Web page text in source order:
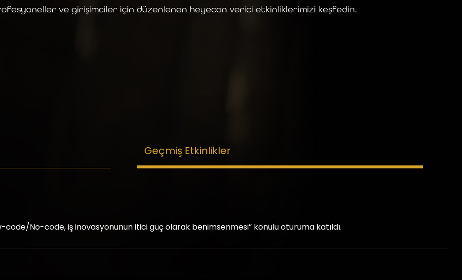
ve girişimciler için düzenlenen heyecan verici etkinliklerimizi keşfedin.
Geçmiş Etkinlikler
code/No-code, iş inovasyonunun itici güç olarak benimsenmesi” konulu oturuma katıldı.